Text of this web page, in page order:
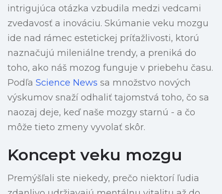
intrigujúca otázka vzbudila medzi vedcami
zvedavosť a inováciu. Skúmanie veku mozgu
ide nad rámec estetickej príťažlivosti, ktorú
naznačujú mileniálne trendy, a preniká do
toho, ako náš mozog funguje v priebehu času.
Podľa Science News sa množstvo nových
výskumov snaží odhaliť tajomstvá toho, čo sa
naozaj deje, keď naše mozgy starnú - a čo
môže tieto zmeny vyvolať skôr.
Koncept veku mozgu
Premýšľali ste niekedy, prečo niektorí ľudia